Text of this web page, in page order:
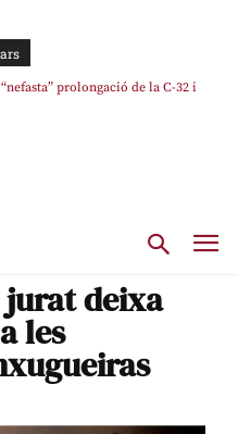
prolongació de la C-32 i
jurat deixa
les